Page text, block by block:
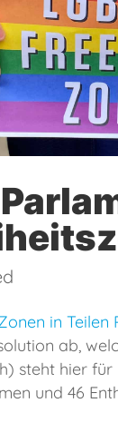
in Teilen
ab,
steht hier für
und 46